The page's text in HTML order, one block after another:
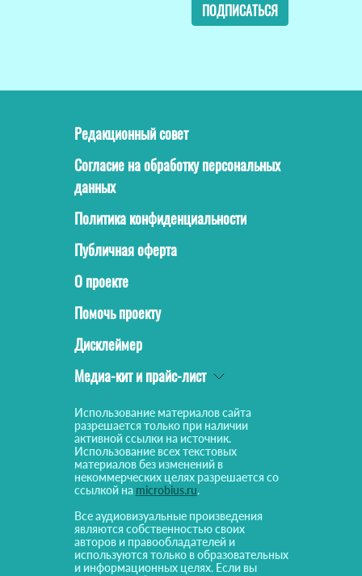
ПОДПИСАТЬСЯ
Редакционный совет
Согласие на обработку персональных
данных
Политика конфиденциальности
Публичная оферта
О проекте
Помочь проекту
Дисклеймер
Медиа-кит и прайс-лист
Использование материалов сайта
разрешается только при наличии
активной ссылки на источник.
Использование всех текстовых
материалов без изменений в
некоммерческих целях разрешается со
ссылкой на microbius.ru.
Все аудиовизуальные произведения
являются собственностью своих
авторов и правообладателей и
используются только в образовательных
и информационных целях. Если вы